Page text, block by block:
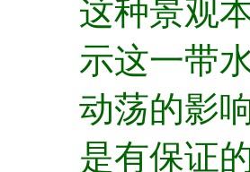
这种景观
示这一带
动荡的影
是有保证